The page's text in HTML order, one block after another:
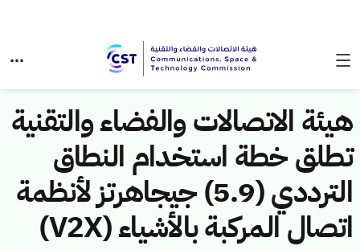
هيئة الاتصالات والفضاء والتقنية
تطلق خطة استخدام النطاق
الترددي (5.9) جيجاهرتز لأنظمة
اتصال المركبة بالأشياء (V2X)